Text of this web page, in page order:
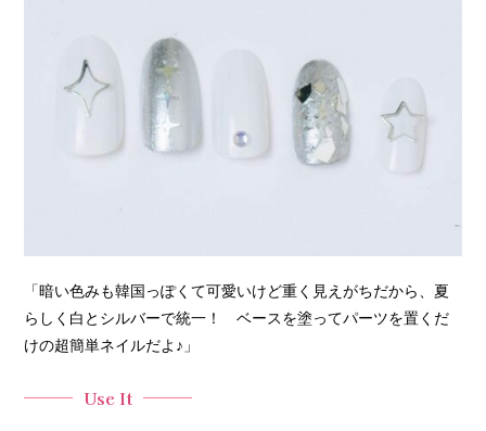
「暗い色みも韓国っぽくて可愛いけど重く見えがちだから、夏
らしく白とシルバーで統一！ ベースを塗ってパーツを置くだ
けの超簡単ネイルだよ♪」
Use It